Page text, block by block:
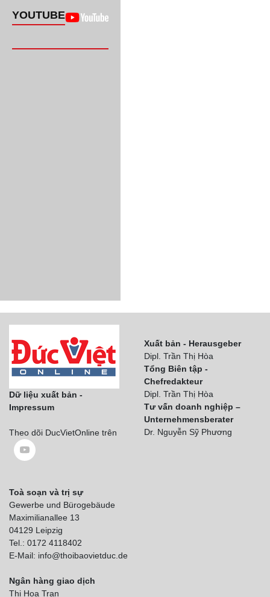
YOUTUBE
Dữ liệu xuất bản -
Impressum
Theo dõi DucVietOnline trên
Xuất bản - Herausgeber
Dipl. Trần Thị Hòa
Tổng Biên tập -
Chefredakteur
Dipl. Trần Thị Hòa
Tư vấn doanh nghiệp –
Unternehmensberater
Dr. Nguyễn Sỹ Phương
Toà soạn và trị sự
Gewerbe und Bürogebäude
Maximilianallee 13
04129 Leipzig
Tel.: 0172 4118402
E-Mail: info@thoibaovietduc.de
Ngân hàng giao dịch
Thi Hoa Tran